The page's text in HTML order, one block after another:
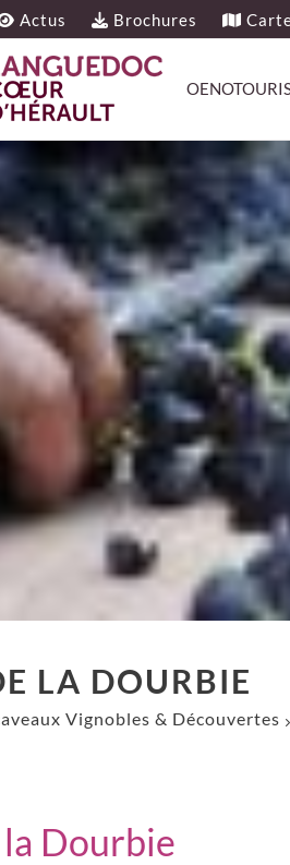
LA DOURBIE
Vignobles & Découvertes
Dourbie
Actus Brochures